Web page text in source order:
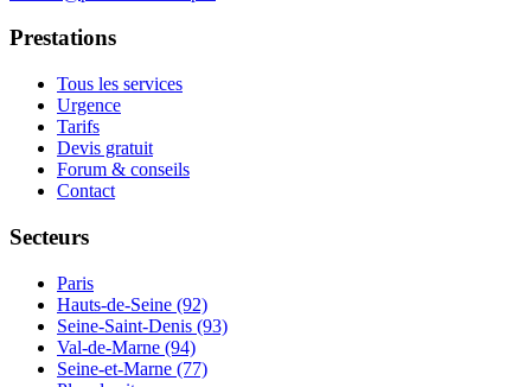
Prestations
Tous les services
Urgence
Tarifs
Devis gratuit
Forum & conseils
Contact
Secteurs
Paris
Hauts-de-Seine (92)
Seine-Saint-Denis (93)
Val-de-Marne (94)
Seine-et-Marne (77)